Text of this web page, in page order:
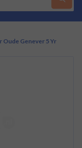
Oude Genever 5 Yr